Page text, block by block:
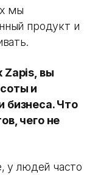
мы
продукт и
Zapis, вы
и
бизнеса. Что
чего не
у людей часто